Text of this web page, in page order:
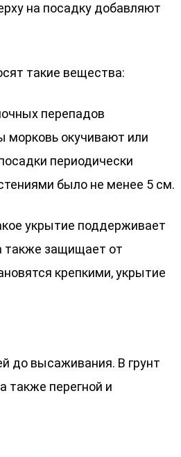
на посадку добавляют
такие вещества:
перепадов
морковь окучивают или
периодически
было не менее 5 см.
укрытие поддерживает
также защищает от
крепкими, укрытие
до высаживания. В грунт
также перегной и